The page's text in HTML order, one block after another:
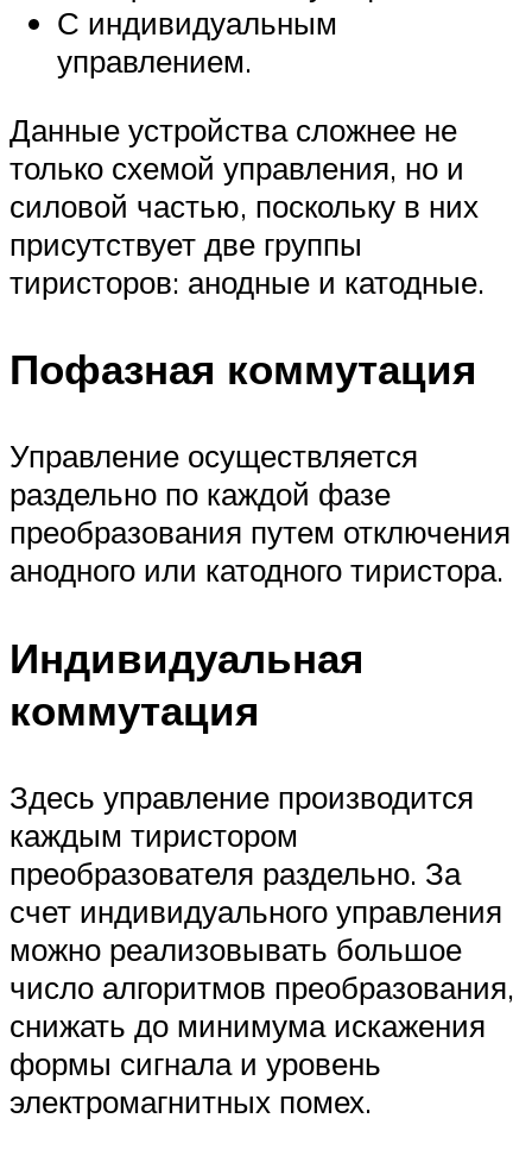
С индивидуальным
управлением.
Данные устройства сложнее не
только схемой управления, но и
силовой частью, поскольку в них
присутствует две группы
тиристоров: анодные и катодные.
Пофазная коммутация
Управление осуществляется
раздельно по каждой фазе
преобразования путем отключения
анодного или катодного тиристора.
Индивидуальная
коммутация
Здесь управление производится
каждым тиристором
преобразователя раздельно. За
счет индивидуального управления
можно реализовывать большое
число алгоритмов преобразования,
снижать до минимума искажения
формы сигнала и уровень
электромагнитных помех.